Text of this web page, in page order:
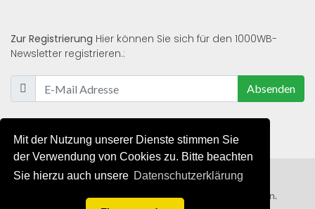
Mit der Nutzung unserer Dienste stimmen Sie
der Verwendung von Cookies zu. Bitte beachten
Sie hierzu auch unsere Datenschutzerklärung
Zur Registrierung Hier können Sie sich für den 1000WB-
Newsletter registrieren.:
Absenden
© 2019 - 2021 - Alle Rechte von 1000WB vorbehalten.